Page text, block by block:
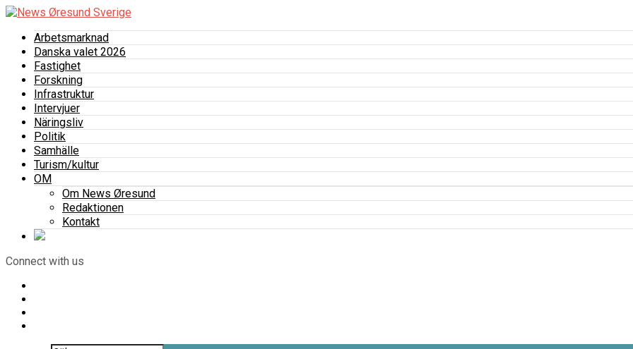
Arbetsmarknad
Danska valet 2026
Fastighet
Forskning
Infrastruktur
Intervjuer
Näringsliv
Politik
Samhälle
Turism/kultur
OM
Om News Øresund
Redaktionen
Kontakt
Connect with us